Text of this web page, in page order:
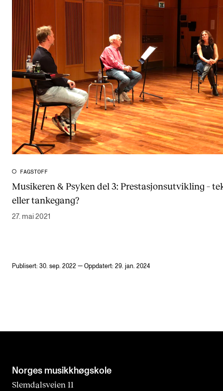
FAGSTOFF
Musikeren & Psyken del 3: Prestasjonsutvikling –
eller tankegang?
27. mai 2021
Publisert: 30. sep. 2022 — Oppdatert: 29. jan. 2024
Norges musikk­høgskole
Slemdalsveien 11